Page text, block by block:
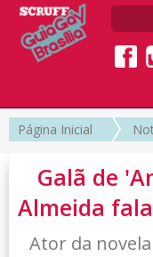
Página Inicial
Galã de
Almeida
Ator da